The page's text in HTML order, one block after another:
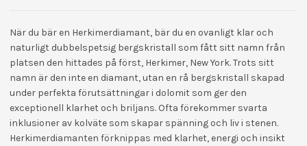
När du bär en Herkimerdiamant, bär du en ovanligt klar och
naturligt dubbelspetsig bergskristall som fått sitt namn från
platsen den hittades på först, Herkimer, New York. Trots sitt
namn är den inte en diamant, utan en rå bergskristall skapad
under perfekta förutsättningar i dolomit som ger den
exceptionell klarhet och briljans. Ofta förekommer svarta
inklusioner av kolväte som skapar spänning och liv i stenen.
Herkimerdiamanten förknippas med klarhet, energi och insikt